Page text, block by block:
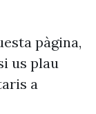
pàgina,
us plau
a